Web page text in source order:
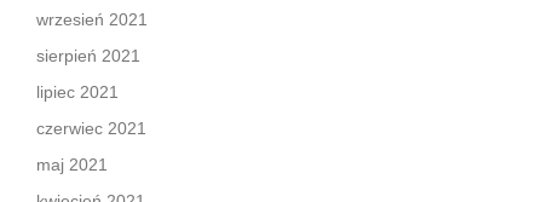
wrzesień 2021
sierpień 2021
lipiec 2021
czerwiec 2021
maj 2021